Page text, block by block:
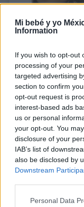
Mi bebé y yo
Information
If you wish to opt-out
processing of your
targeted advertising
section to confirm
opt-out request is
interest-based ads
us or personal
your opt-out. You
disclosure of your
IAB’s list of
also be disclosed by
Downstream
Personal Data
Te puede